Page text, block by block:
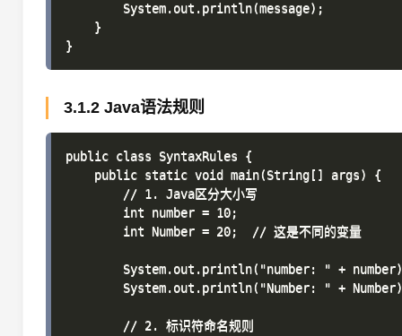
        System.out.println(message);
    }
3.1.2 Java语法规则
public class SyntaxRules {
    public static void main(String[] args) {
        // 1. Java区分大小写
        int number = 10;
        int Number = 20;  // 这是不同的变量
System.out.println("number: " +
System.out.println("Number: " +
        // 2. 标识符命名规则